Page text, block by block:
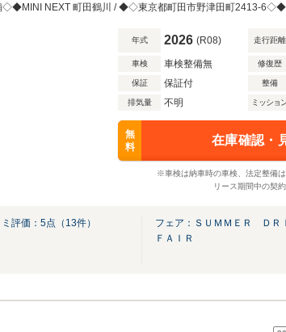
アクティブクルーズコントロール
◇◆MINI NEXT 町田鶴川 / ◆◇東京都町田市野津田町2413-
年式 2026 (R08) 走行距離
車検 車検整備無 修復歴
保証 保証付 整備
排気量 不明 ミッショ
無
料
在庫確認・
※車検は納車時の車検、法定整備
リース期間中の契
評価： 5点（ 13件）
フェア：ＳＵＭＭＥＲ ＤＲ
ＦＡＩＲ